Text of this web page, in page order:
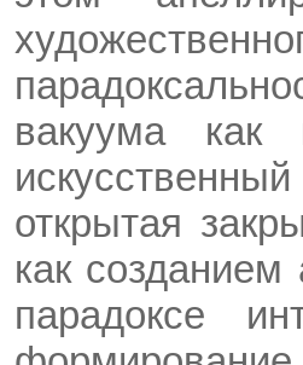
вакуума как
открытая
как
парадоксе